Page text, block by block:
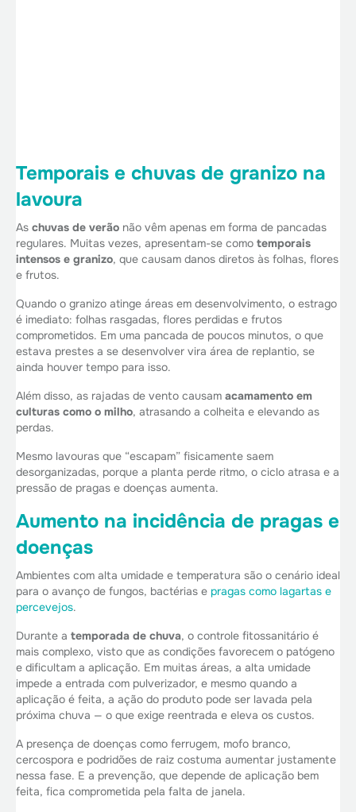
Temporais e chuvas de granizo na
lavoura
As chuvas de verão não vêm apenas em forma de pancadas
regulares. Muitas vezes, apresentam-se como temporais
intensos e granizo, que causam danos diretos às folhas, flores
e frutos.
Quando o granizo atinge áreas em desenvolvimento, o estrago
é imediato: folhas rasgadas, flores perdidas e frutos
comprometidos. Em uma pancada de poucos minutos, o que
estava prestes a se desenvolver vira área de replantio, se
ainda houver tempo para isso.
Além disso, as rajadas de vento causam acamamento em
culturas como o milho, atrasando a colheita e elevando as
perdas.
Mesmo lavouras que “escapam” fisicamente saem
desorganizadas, porque a planta perde ritmo, o ciclo atrasa e a
pressão de pragas e doenças aumenta.
Aumento na incidência de pragas e
doenças
Ambientes com alta umidade e temperatura são o cenário ideal
para o avanço de fungos, bactérias e pragas como lagartas e
percevejos.
Durante a temporada de chuva, o controle fitossanitário é
mais complexo, visto que as condições favorecem o patógeno
e dificultam a aplicação. Em muitas áreas, a alta umidade
impede a entrada com pulverizador, e mesmo quando a
aplicação é feita, a ação do produto pode ser lavada pela
próxima chuva — o que exige reentrada e eleva os custos.
A presença de doenças como ferrugem, mofo branco,
cercospora e podridões de raiz costuma aumentar justamente
nessa fase. E a prevenção, que depende de aplicação bem
feita, fica comprometida pela falta de janela.